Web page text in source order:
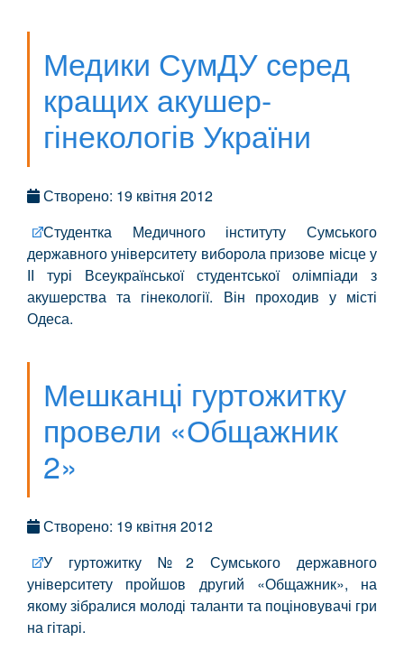
Медики СумДУ серед
кращих акушер-
гінекологів України
Створено: 19 квітня 2012
Студентка Медичного інституту Сумського
державного університету виборола призове місце у
ІІ турі Всеукраїнської студентської олімпіади з
акушерства та гінекології. Він проходив у місті
Одеса.
Мешканці гуртожитку
провели «Общажник
2»
Створено: 19 квітня 2012
У гуртожитку №2 Сумського державного
університету пройшов другий «Общажник», на
якому зібралися молоді таланти та поціновувачі гри
на гітарі.